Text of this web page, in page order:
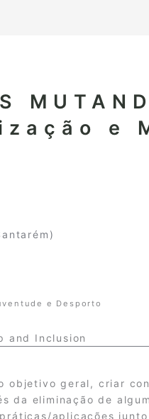
e
e Desporto
and Inclusion
objetivo geral, criar
da eliminação de
aplicações